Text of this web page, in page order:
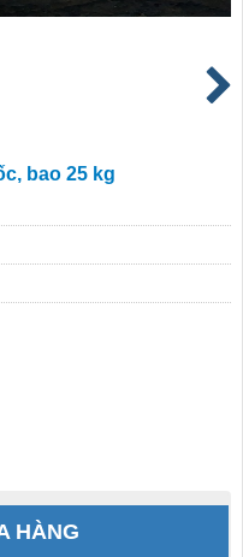
bao 25 kg
HÀNG